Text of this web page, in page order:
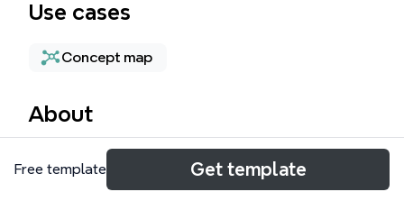
Use cases
Concept map
About
Este mapa mental de Prioridad en el tráfico de la
red es una guía técnica exhaustiva diseñada para
Free template Get template